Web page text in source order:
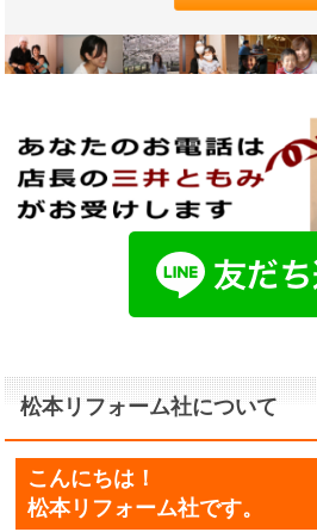
松本リフォーム社について
こんにちは！
松本リフォーム社です。